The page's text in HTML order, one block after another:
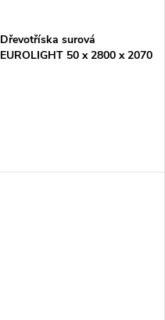
Dřevotříska surová
EUROLIGHT 50 x 2800 x 2070